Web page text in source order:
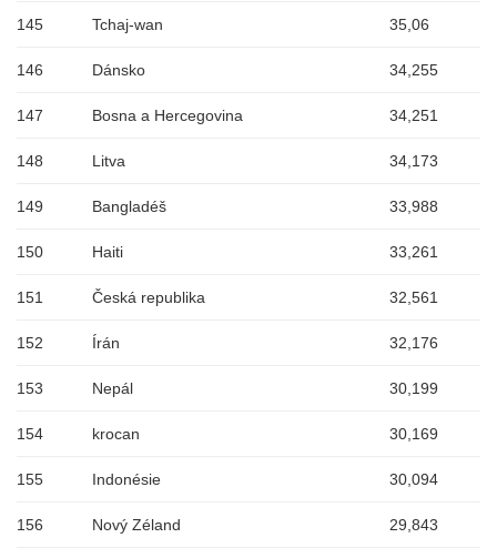
145 Tchaj-wan 35,06
146 Dánsko 34,255
147 Bosna a Hercegovina 34,251
148 Litva 34,173
149 Bangladéš 33,988
150 Haiti 33,261
151 Česká republika 32,561
152 Írán 32,176
153 Nepál 30,199
154 krocan 30,169
155 Indonésie 30,094
156 Nový Zéland 29,843